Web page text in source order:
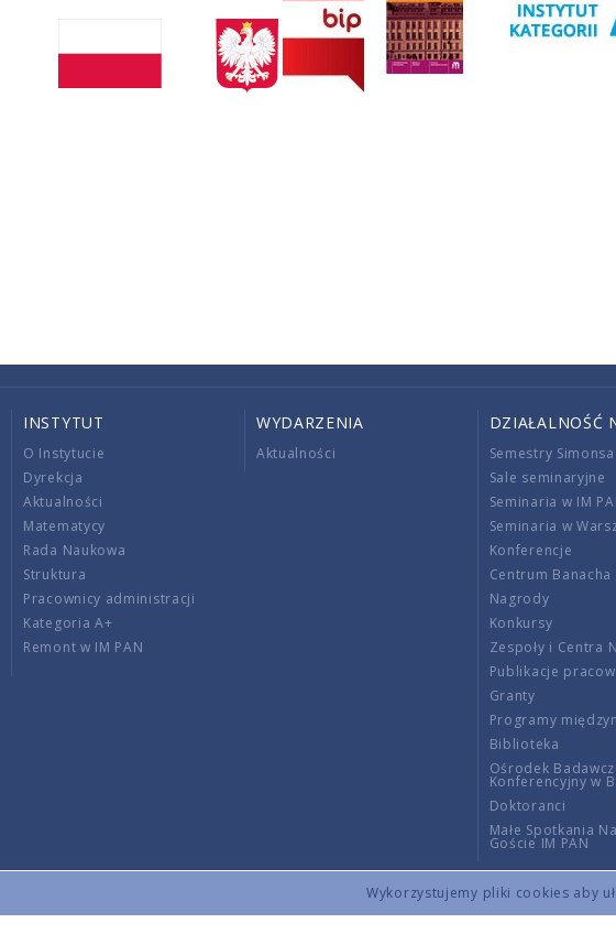
Wykorzystujemy pliki cookies aby
INSTYTUT
O Instytucie
Dyrekcja
Aktualności
Matematycy
Rada Naukowa
Struktura
Pracownicy administracji
Kategoria A+
Remont w IM PAN
WYDARZENIA
Aktualności
DZIAŁALNOŚĆ
Semestry
Sale seminaryjne
Seminaria w IM
Seminaria w
Konferencje
Centrum Banacha
Nagrody
Konkursy
Zespoły i Centra
Publikacje
Granty
Programy
Biblioteka
Ośrodek
Konferencyjny w
Doktoranci
Małe Spotkania
Goście IM PAN